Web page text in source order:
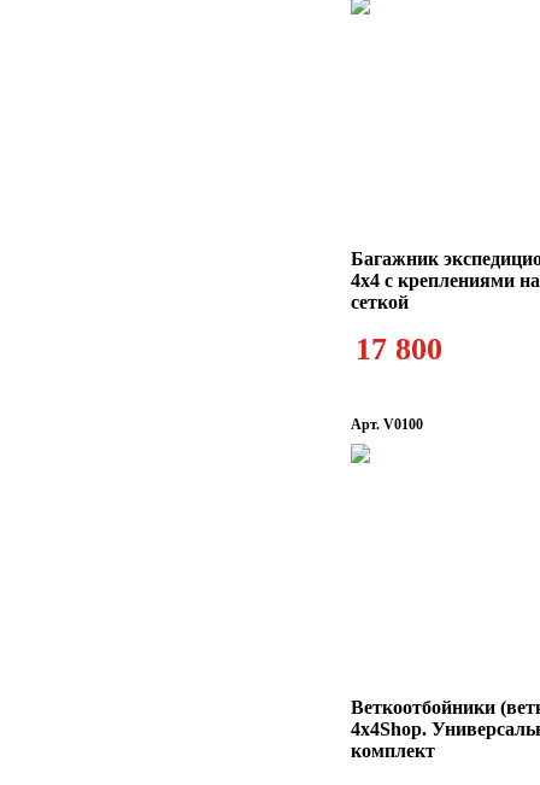
Багажник
4x4 с креплениями
сеткой
17 800
Арт. V0100
Веткоотбойники
4x4Shop.
комплект